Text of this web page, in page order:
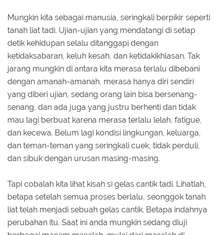
Mungkin kita sebagai manusia, seringkali berpikir seperti
tanah liat tadi. Ujian-ujian yang mendatangi di setiap
detik kehidupan selalu ditanggapi dengan
ketidaksabaran, keluh kesah, dan ketidakikhlasan. Tak
jarang mungkin di antara kita merasa terlalu dibebani
dengan amanah-amanah, merasa hanya diri sendiri
yang diberi ujian, sedang orang lain bisa bersenang-
senang, dan ada juga yang justru berhenti dan tidak
mau lagi berbuat karena merasa terlalu lelah, fatigue,
dan kecewa. Belum lagi kondisi lingkungan, keluarga,
dan teman-teman yang seringkali cuek, tidak perduli,
dan sibuk dengan urusan masing-masing.
Tapi cobalah kita lihat kisah si gelas cantik tadi. Lihatlah,
betapa setelah semua proses berlalu, seonggok tanah
liat telah menjadi sebuah gelas cantik. Betapa indahnya
perubahan itu. Saat ini anda mungkin sedang diuji